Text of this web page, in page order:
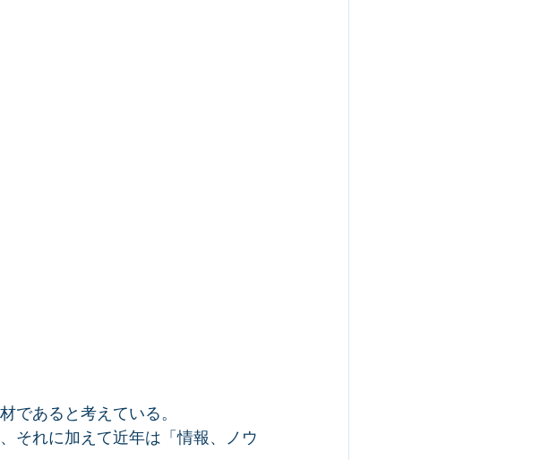
あると考えている。
それに加えて近年は「情報、ノウ